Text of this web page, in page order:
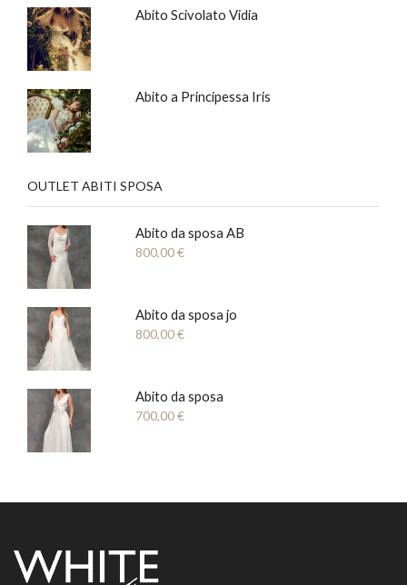
Abito Scivolato Vidia
Abito a Principessa Iris
OUTLET ABITI SPOSA
Abito da sposa AB
800,00€
Abito da sposa jo
800,00€
Abito da sposa
700,00€